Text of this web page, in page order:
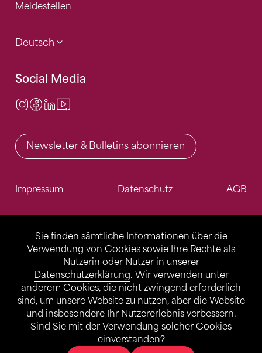
Sie finden sämtliche Informationen über die
Verwendung von Cookies sowie Ihre Rechte als
Nutzerin oder Nutzer in unserer
Datenschutzerklärung. Wir verwenden unter
anderem Cookies, die nicht zwingend erforderlich
sind, um unsere Website zu nutzen, aber die Website
und insbesondere Ihr Nutzererlebnis verbessern.
Sind Sie mit der Verwendung solcher Cookies
einverstanden?
Meldestellen
Deutsch
Social Media
Instagram
Facebook
LinkedIn
Newsletter & Bulletins abonnieren
Impressum Datenschutz AGB